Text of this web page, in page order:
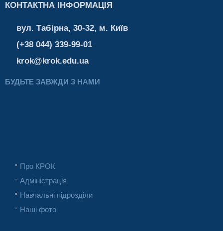
КОНТАКТНА ІНФОРМАЦІЯ
вул. Табірна, 30-32, м. Київ
(+38 044) 339-99-01
krok@krok.edu.ua
БУДЬТЕ ЗАВЖДИ З НАМИ
Про КРОК
Адміністрація
Навчальні підрозділи
Наші фото